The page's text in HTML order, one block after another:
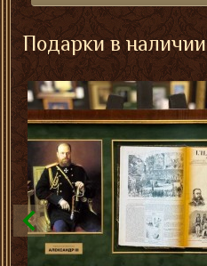
Подарки в наличии